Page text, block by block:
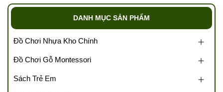
#thomamnon
DANH MỤC SẢN PHẨM
Đồ Chơi Nhựa Kho Chính
Đồ Chơi Gỗ Montessori
Sách Trẻ Em